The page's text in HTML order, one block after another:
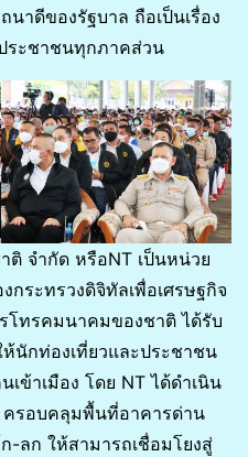
นาดีของรัฐบาล ถือเป็นเรื่อง
ระชาชนทุกภาคส่วน
จำกัด หรือNT เป็นหน่วย
กระทรวงดิจิทัลเพื่อเศรษฐกิจ
โทรคมนาคมของชาติ ได้รับ
ห้นักท่องเที่ยวและประชาชน
ข้าเมือง โดย NT ได้ดำเนิน
ครอบคลุมพื้นที่อาคารด่าน
-ลก ให้สามารถเชื่อมโยงสู่